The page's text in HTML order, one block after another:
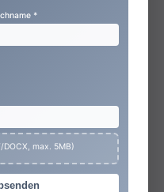
*
DOCX, max. 5MB)